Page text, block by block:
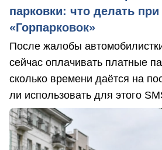
парковки: что делать при
«Горпарковок»
После жалобы
сейчас оплачивать платные
сколько времени даётся на
ли использовать для этого